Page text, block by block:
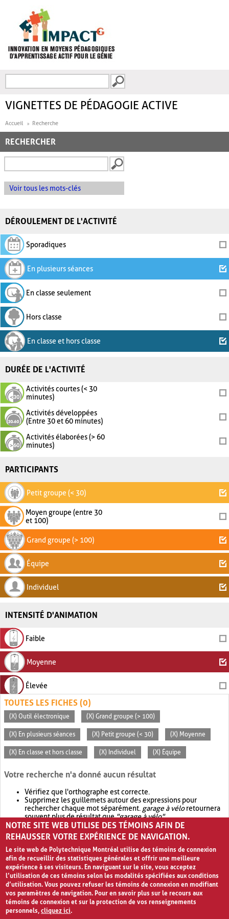
FORMULAIRE DE
VIGNETTES DE PÉDAGOGIE ACTIVE
Accueil Recherche
RECHERCHER
Voir tous les mots-clés
DÉROULEMENT DE L'ACTIVITÉ
Sporadiques
En plusieurs séances
En classe seulement
Hors classe
En classe et hors classe
DURÉE DE L'ACTIVITÉ
Activités courtes (< 30
minutes)
Activités développées
(Entre 30 et 60 minutes)
Activités élaborées (> 60
minutes)
PARTICIPANTS
Petit groupe (< 30)
Moyen groupe (entre 30
et 100)
Grand groupe (> 100)
Équipe
Individuel
INTENSITÉ D'ANIMATION
Faible
Moyenne
Élevée
TOUTES LES FICHES (0)
(X) Outil électronique (X) Grand groupe (> 100)
(X) En plusieurs séances (X) Petit groupe (< 30) (X) Moyenne
(X) En classe et hors classe (X) Individuel (X) Équipe
Votre recherche n'a donné aucun résultat
Vérifiez que l'orthographe est correcte.
Supprimez les guillemets autour des expressions pour
rechercher chaque mot séparément. garage à véloretournera
souvent plus de résultat que"garage à vélo".
Envisagez d'élargir votre recherche avec OR.garage OR vélo
retournera souvent plus de résultat quegarage à vélo
NOTRE SITE WEB UTILISE DES TÉMOINS AFIN DE
REHAUSSER VOTRE EXPÉRIENCE DE NAVIGATION.
Le site web de Polytechnique Montréal utilise des témoins de connexion
afin de recueillir des statistiques générales et offrir une meilleure
expérience à ses visiteurs. En naviguant sur le site, vous acceptez
l’utilisation de ces témoins selon les modalités spécifiées aux conditions
d’utilisation. Vous pouvez refuser les témoins de connexion en modifiant
vos paramètres de navigation. Pour en savoir plus sur le recours aux
témoins de connexion et sur la protection de vos renseignements
personnels,cliquez ici.